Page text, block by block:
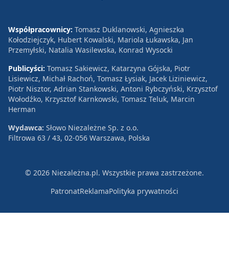
Współpracownicy: Tomasz Duklanowski, Agnieszka
Kołodziejczyk, Hubert Kowalski, Mariola Łukawska, Jan
Przemyłski, Natalia Wasilewska, Konrad Wysocki
Publicyści: Tomasz Sakiewicz, Katarzyna Gójska, Piotr
Lisiewicz, Michał Rachoń, Tomasz Łysiak, Jacek Liziniewicz,
Piotr Nisztor, Adrian Stankowski, Antoni Rybczyński, Krzysztof
Wołodźko, Krzysztof Karnkowski, Tomasz Teluk, Marcin
Herman
Wydawca: Słowo Niezależne Sp. z o.o.
Filtrowa 63 / 43, 02-056 Warszawa, Polska
© 2026 Niezależna.pl. Wszystkie prawa zastrzeżone.
PatronatReklamaPolityka prywatności